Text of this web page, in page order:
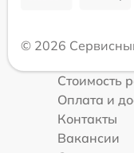
© 2026
Стоимость
Оплата и
Контакты
Вакансии